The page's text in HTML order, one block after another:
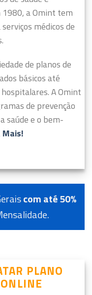
1980, a Omint tem
médicos de
de planos de
básicos até
A Omint
de prevenção
saúde e o bem-
Mais!
com até 50%
PLANO